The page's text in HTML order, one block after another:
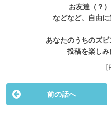
お友達（？
などなど、自由に
あなたのうちのズ
投稿を楽しみ
前の話へ